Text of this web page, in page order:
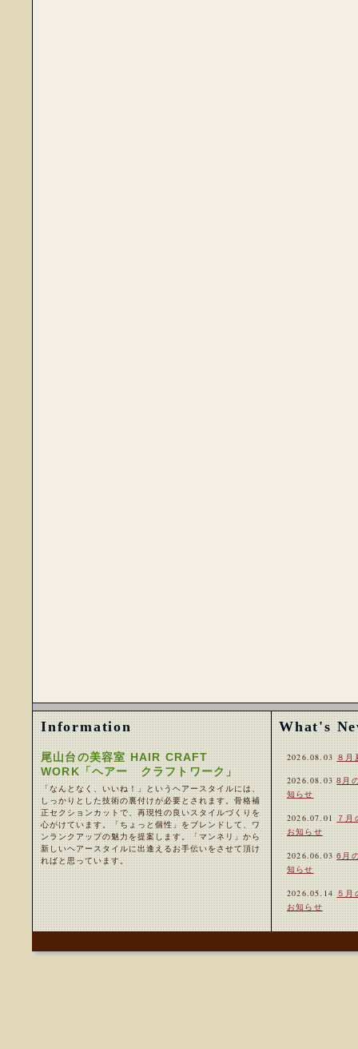
Information
尾山台の美容室 HAIR CRAFT
WORK「ヘアー クラフトワーク」
「なんとなく、いいね！」というヘアースタイルには、
しっかりとした技術の裏付けが必要とされます。骨格補
正セクションカットで、再現性の良いスタイルづくりを
心がけています。「ちょっと個性」をブレンドして、ワ
ンランクアップの魅力を提案します。「マンネリ」から
新しいヘアースタイルに出逢えるお手伝いをさせて頂け
ればと思っています。
What's
2026.08.03 ８月
2026.08.03 8月
知らせ
2026.07.01 ７月
お知らせ
2026.06.03 6月
知らせ
2026.05.14 ５月
お知らせ